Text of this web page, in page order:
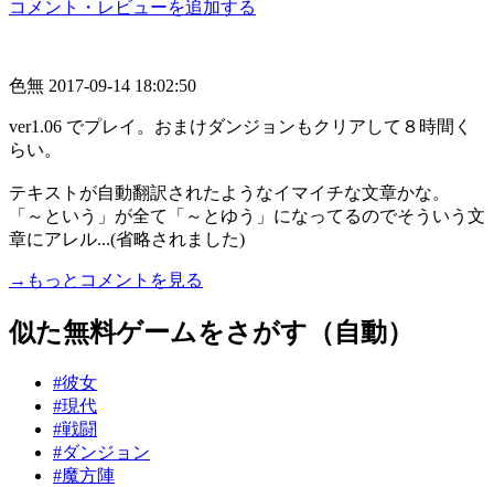
コメント・レビューを追加する
色無 2017-09-14 18:02:50
ver1.06 でプレイ。おまけダンジョンもクリアして８時間く
らい。
テキストが自動翻訳されたようなイマイチな文章かな。
「～という」が全て「～とゆう」になってるのでそういう文
章にアレル...(省略されました)
→もっとコメントを見る
似た無料ゲームをさがす（自動）
#彼女
#現代
#戦闘
#ダンジョン
#魔方陣